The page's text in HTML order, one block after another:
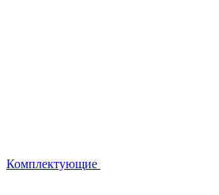
Комплектующие